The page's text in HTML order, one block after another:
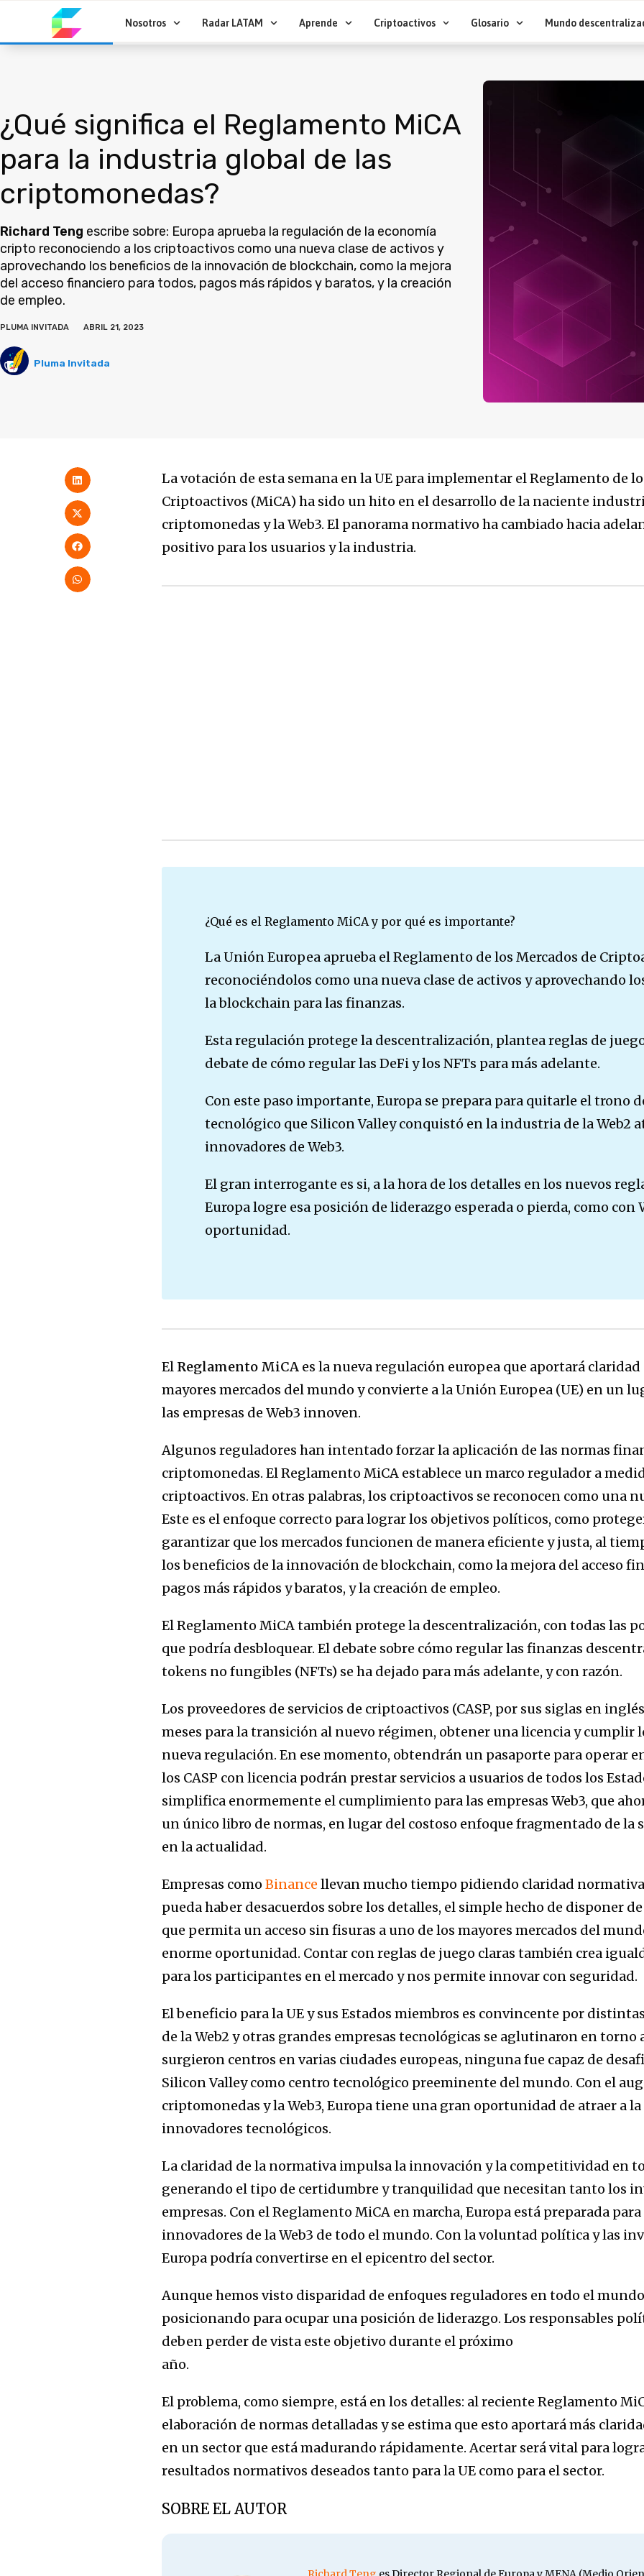
contenido
Nosotros Radar LATAM Aprende Criptoactivos Glosario Mundo
¿Qué significa el Reglamento MiCA
para la industria global de las
criptomonedas?
Richard Teng escribe sobre: Europa aprueba la regulación de la economía
cripto reconociendo a los criptoactivos como una nueva clase de activos y
aprovechando los beneficios de la innovación de blockchain, como la mejora
del acceso financiero para todos, pagos más rápidos y baratos, y la creación
de empleo.
PLUMA INVITADA ABRIL 21, 2023
Pluma Invitada
La votación de esta semana en la UE para implementar el Reglamento de
Criptoactivos (MiCA) ha sido un hito en el desarrollo de la naciente
criptomonedas y la Web3. El panorama normativo ha cambiado hacia
positivo para los usuarios y la industria.
¿Qué es el Reglamento MiCA y por qué es importante?
La Unión Europea aprueba el Reglamento de los Mercados de
reconociéndolos como una nueva clase de activos y aprovechando
la blockchain para las finanzas.
Esta regulación protege la descentralización, plantea reglas de
debate de cómo regular las DeFi y los NFTs para más adelante.
Con este paso importante, Europa se prepara para quitarle el trono
tecnológico que Silicon Valley conquistó en la industria de la Web2
innovadores de Web3.
El gran interrogante es si, a la hora de los detalles en los nuevos
Europa logre esa posición de liderazgo esperada o pierda, como con
oportunidad.
El Reglamento MiCA es la nueva regulación europea que aportará
mayores mercados del mundo y convierte a la Unión Europea (UE) en un
las empresas de Web3 innoven.
Algunos reguladores han intentado forzar la aplicación de las normas
criptomonedas. El Reglamento MiCA establece un marco regulador a
criptoactivos. En otras palabras, los criptoactivos se reconocen como una
Este es el enfoque correcto para lograr los objetivos políticos, como
garantizar que los mercados funcionen de manera eficiente y justa, al
los beneficios de la innovación de blockchain, como la mejora del acceso
pagos más rápidos y baratos, y la creación de empleo.
El Reglamento MiCA también protege la descentralización, con todas las
que podría desbloquear. El debate sobre cómo regular las finanzas
tokens no fungibles (NFTs) se ha dejado para más adelante, y con razón.
Los proveedores de servicios de criptoactivos (CASP, por sus siglas en
meses para la transición al nuevo régimen, obtener una licencia y cumplir
nueva regulación. En ese momento, obtendrán un pasaporte para operar
los CASP con licencia podrán prestar servicios a usuarios de todos los
simplifica enormemente el cumplimiento para las empresas Web3, que
un único libro de normas, en lugar del costoso enfoque fragmentado de la
en la actualidad.
Empresas comoBinance llevan mucho tiempo pidiendo claridad
pueda haber desacuerdos sobre los detalles, el simple hecho de disponer
que permita un acceso sin fisuras a uno de los mayores mercados del
enorme oportunidad. Contar con reglas de juego claras también crea
para los participantes en el mercado y nos permite innovar con seguridad.
El beneficio para la UE y sus Estados miembros es convincente por
de la Web2 y otras grandes empresas tecnológicas se aglutinaron en torno
surgieron centros en varias ciudades europeas, ninguna fue capaz de
Silicon Valley como centro tecnológico preeminente del mundo. Con el
criptomonedas y la Web3, Europa tiene una gran oportunidad de atraer a
innovadores tecnológicos.
La claridad de la normativa impulsa la innovación y la competitividad en
generando el tipo de certidumbre y tranquilidad que necesitan tanto los
empresas. Con el Reglamento MiCA en marcha, Europa está preparada
innovadores de la Web3 de todo el mundo. Con la voluntad política y las
Europa podría convertirse en el epicentro del sector.
Aunque hemos visto disparidad de enfoques reguladores en todo el
posicionando para ocupar una posición de liderazgo. Los responsables
deben perder de vista este objetivo durante el próximo
año.
El problema, como siempre, está en los detalles: al reciente Reglamento
elaboración de normas detalladas y se estima que esto aportará más
en un sector que está madurando rápidamente. Acertar será vital para
resultados normativos deseados tanto para la UE como para el sector.
SOBRE EL AUTOR